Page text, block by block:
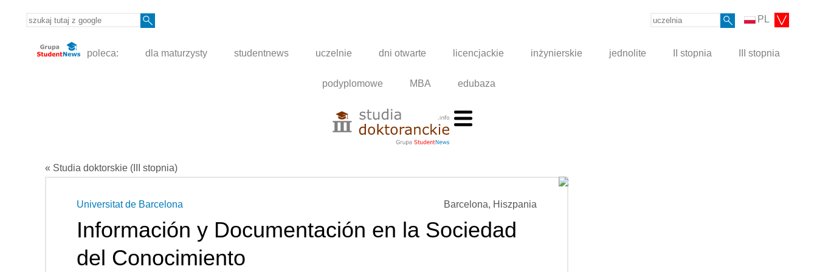
PL
poleca: dla maturzysty studentnews uczelnie dni otwarte licencjackie inżynierskie jednolite II stopnia III stopnia
podyplomowe MBA edubaza
« Studia doktorskie (III stopnia)
Barcelona, Hiszpania
Universitat de Barcelona
Información y Documentación en la Sociedad
del Conocimiento